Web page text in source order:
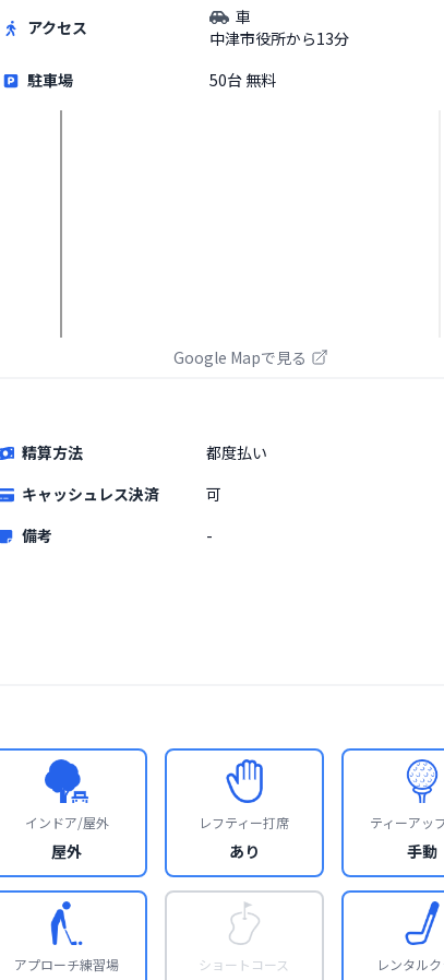
アクセス
車
中津市役所から13分
駐車場
50台 無料
Google Mapで見る
精算方法
都度払い
キャッシュレス決済
可
備考
-
インドア/屋外
屋外
レフティー打席
あり
ティーアッ
手動
アプローチ練習場 ショートコース レンタル